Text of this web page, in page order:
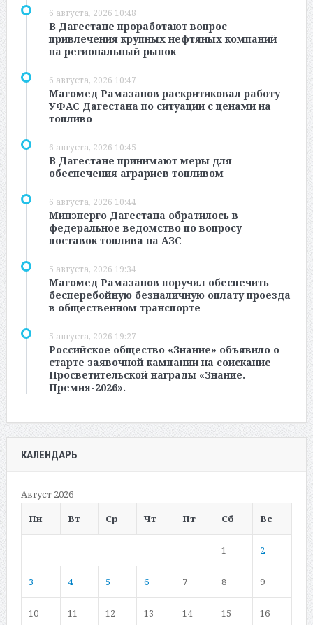
6 августа, 2026 10:48
В Дагестане проработают вопрос
привлечения крупных нефтяных компаний
на региональный рынок
6 августа, 2026 10:47
Магомед Рамазанов раскритиковал работу
УФАС Дагестана по ситуации с ценами на
топливо
6 августа, 2026 10:45
В Дагестане принимают меры для
обеспечения аграриев топливом
6 августа, 2026 10:44
Минэнерго Дагестана обратилось в
федеральное ведомство по вопросу
поставок топлива на АЗС
5 августа, 2026 19:34
Магомед Рамазанов поручил обеспечить
бесперебойную безналичную оплату проезда
в общественном транспорте
5 августа, 2026 19:27
Российское общество «Знание» объявило о
старте заявочной кампании на соискание
Просветительской награды «Знание.
Премия-2026».
КАЛЕНДАРЬ
Август 2026
Пн
Вт Ср Чт Пт Сб Вс
1 2
3 4 5 6 7 8 9
10 11 12 13 14 15 16